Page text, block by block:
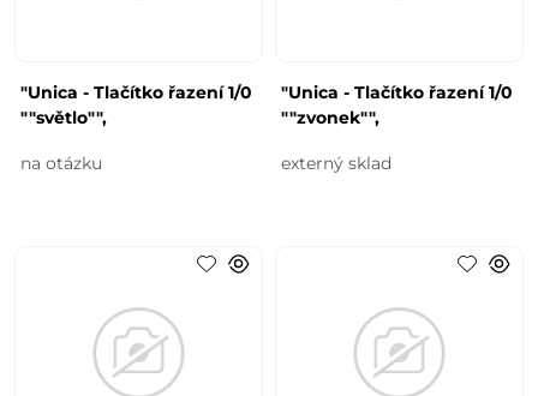
"Unica - Tlačítko řazení 1/0
""světlo"",
na otázku
"Unica - Tlačítko řazení 1/0
""zvonek"",
externý sklad